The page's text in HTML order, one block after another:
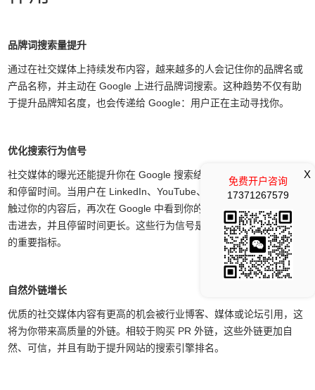
品牌词搜索量提升
通过在社交媒体上持续发布内容，越来越多的人会记住你的品牌名或
产品名称，并主动在 Google 上进行品牌词搜索。这种趋势不仅有助
于提升品牌知名度，也会传递给 Google：用户正在主动寻找你。
优化搜索行为信号
社交媒体的曝光还能提升你在 Google 搜索结果中的点击率（CTR）
和停留时间。当用户在 LinkedIn、YouTube、Facebook 等平台上接
触过你的内容后，再次在 Google 中看到你的品牌时，他们更容易点
击进去，并且停留时间更长。这些行为信号是 Google 评估网站价值
的重要指标。
自然外链增长
优质的社交媒体内容有更高的机会被行业博客、媒体或论坛引用，这
将为你带来高质量的外链。相较于购买 PR 外链，这些外链更加自
然、可信，并且有助于提升网站的搜索引擎排名。
X
免费开户咨询
17371267579